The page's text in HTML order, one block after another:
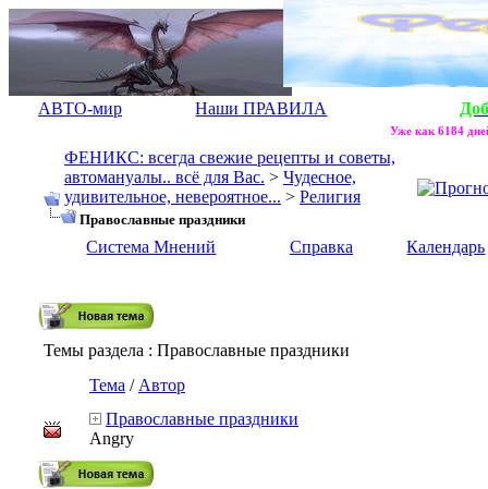
АВТО-мир Наши ПРАВИЛА
Уже как 6184
ФЕНИКС: всегда свежие рецепты и советы,
автомануалы.. всё для Вас. > Чудесное,
удивительное, невероятное... > Религия
Православные праздники
Система Мнений Справка Календарь
Темы раздела : Православные праздники
Тема / Автор
Православные праздники
Angry